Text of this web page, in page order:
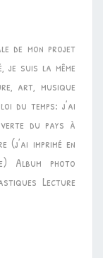
de mon projet
je suis la même
art, musique
du temps: j’ai
du pays à
imprimé en
Album photo
Lecture